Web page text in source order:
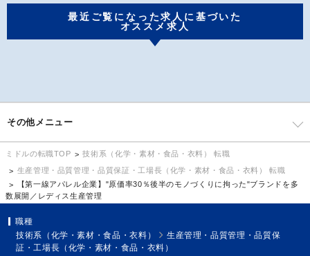
最近ご覧になった求人に基づいた
オススメ求人
その他メニュー
ミドルの転職TOP
技術系（化学・素材・食品・衣料） 転職
生産管理・品質管理・品質保証・工場長（化学・素材・食品・衣料） 転職
【第一線アパレル企業】"原価率30％後半のモノづくりに拘った"ブランドを多
数展開／レディス生産管理
職種
技術系（化学・素材・食品・衣料）
生産管理・品質管理・品質保
証・工場長（化学・素材・食品・衣料）